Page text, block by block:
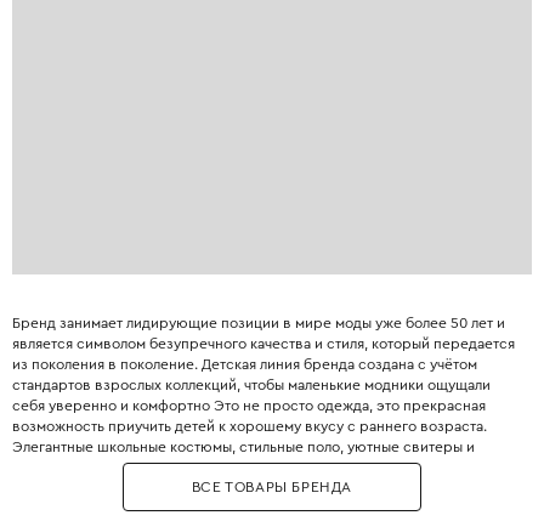
Бренд занимает лидирующие позиции в мире моды уже более 50 лет и
является символом безупречного качества и стиля, который передается
из поколения в поколение. Детская линия бренда создана с учётом
стандартов взрослых коллекций, чтобы маленькие модники ощущали
себя уверенно и комфортно Это не просто одежда, это прекрасная
возможность приучить детей к хорошему вкусу с раннего возраста.
Элегантные школьные костюмы, стильные поло, уютные свитеры и
практичные пуховики. Каждая деталь одежды Boss продумана до
мелочей, чтобы обеспечить не только стильный внешний вид, но и
максимальный комфорт.
ВСЕ ТОВАРЫ БРЕНДА